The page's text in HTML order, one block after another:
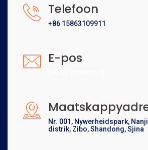
Telefoon
+86 15863109911
E-pos
Nr. 001, Nywerheidspark,
distrik, Zibo, Shandong, Sjina